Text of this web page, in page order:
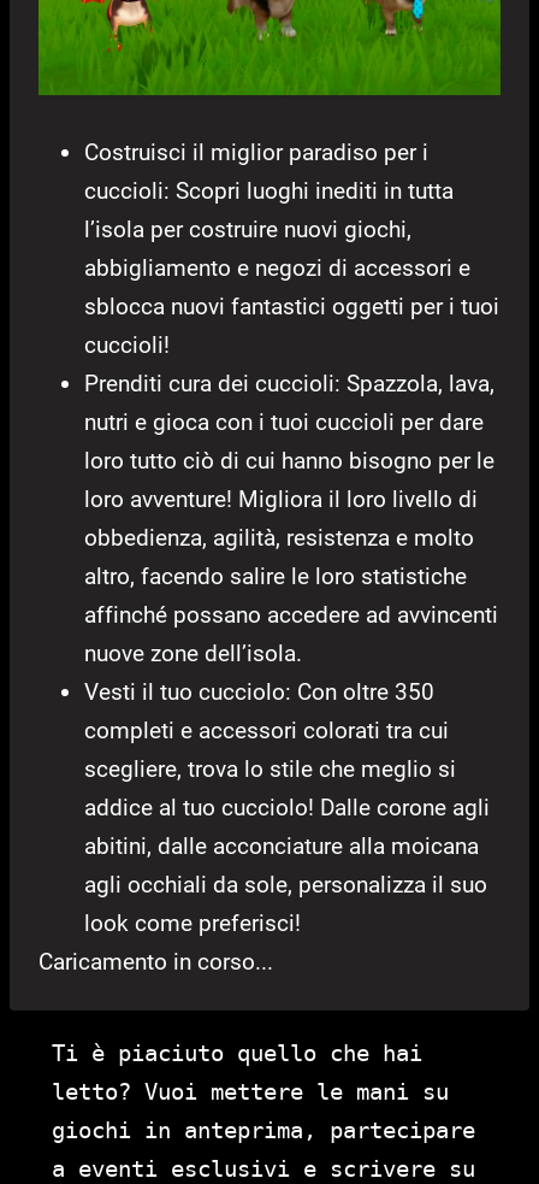
Costruisci il miglior paradiso per i
cuccioli: Scopri luoghi inediti in tutta
l’isola per costruire nuovi giochi,
abbigliamento e negozi di accessori e
sblocca nuovi fantastici oggetti per i tuoi
cuccioli!
Prenditi cura dei cuccioli: Spazzola, lava,
nutri e gioca con i tuoi cuccioli per dare
loro tutto ciò di cui hanno bisogno per le
loro avventure! Migliora il loro livello di
obbedienza, agilità, resistenza e molto
altro, facendo salire le loro statistiche
affinché possano accedere ad avvincenti
nuove zone dell’isola.
Vesti il tuo cucciolo: Con oltre 350
completi e accessori colorati tra cui
scegliere, trova lo stile che meglio si
addice al tuo cucciolo! Dalle corone agli
abitini, dalle acconciature alla moicana
agli occhiali da sole, personalizza il suo
look come preferisci!
Caricamento in corso...
Ti è piaciuto quello che hai
letto? Vuoi mettere le mani su
giochi in anteprima, partecipare
a eventi esclusivi e scrivere su